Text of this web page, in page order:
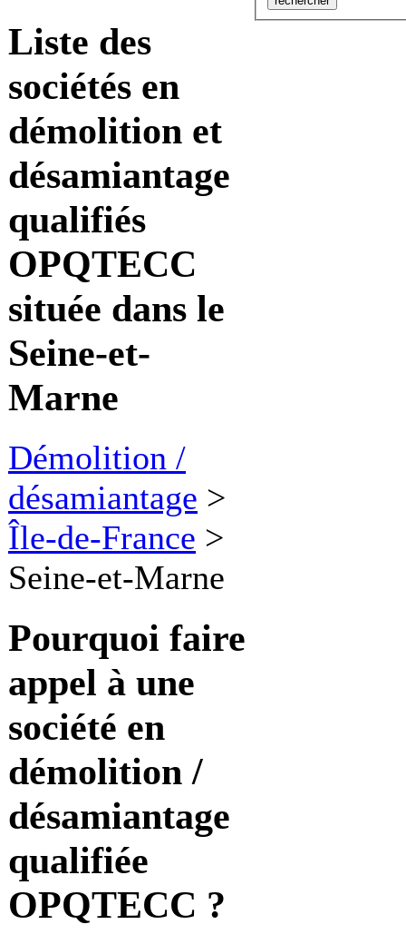
Liste des
sociétés en
démolition et
désamiantage
qualifiés
OPQTECC
située dans le
Seine-et-
Marne
Démolition /
désamiantage >
Île-de-France >
Seine-et-Marne
Pourquoi faire
appel à une
société en
démolition /
désamiantage
qualifiée
OPQTECC ?